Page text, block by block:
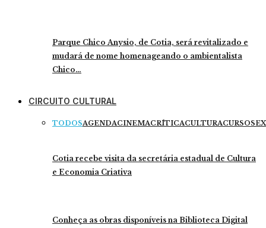
Parque Chico Anysio, de Cotia, será revitalizado e
mudará de nome homenageando o ambientalista
Chico…
CIRCUITO CULTURAL
TODOSAGENDACINEMACRÍTICACULTURACURSOS
Cotia recebe visita da secretária estadual de Cultura
e Economia Criativa
Conheça as obras disponíveis na Biblioteca Digital